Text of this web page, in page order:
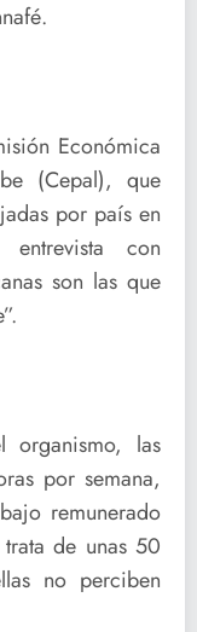
Económica
(Cepal), que
por país en
con
son las que
organismo, las
por semana,
remunerado
de unas 50
no perciben